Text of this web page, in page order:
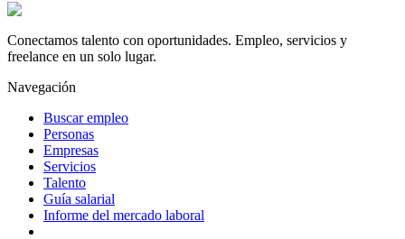
Conectamos talento con oportunidades. Empleo, servicios y
freelance en un solo lugar.
Navegación
Buscar empleo
Personas
Empresas
Servicios
Talento
Guía salarial
Informe del mercado laboral